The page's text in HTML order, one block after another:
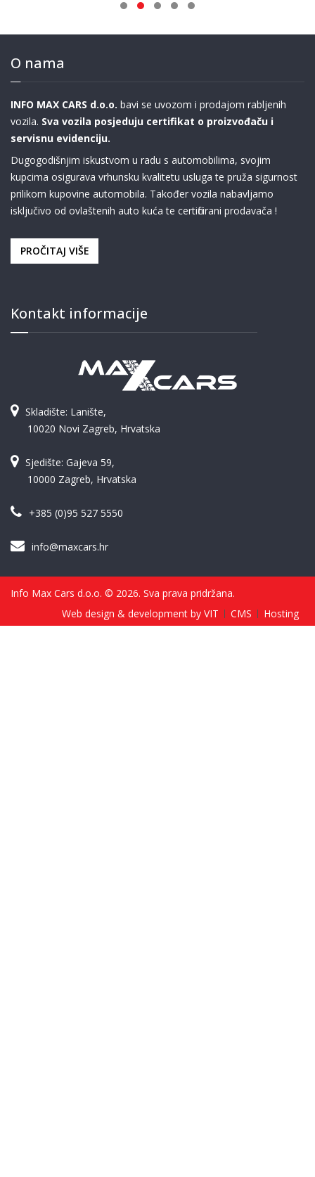
O nama
INFO MAX CARS d.o.o. bavi se uvozom i prodajom rabljenih
vozila. Sva vozila posjeduju certifikat o proizvođaču i
servisnu evidenciju.
Dugogodišnjim iskustvom u radu s automobilima, svojim
kupcima osigurava vrhunsku kvalitetu usluga te pruža sigurnost
prilikom kupovine automobila. Također vozila nabavljamo
isključivo od ovlaštenih auto kuća te certificirani prodavača !
PROČITAJ VIŠE
Kontakt informacije
Skladište: Lanište,
10020 Novi Zagreb, Hrvatska
Sjedište: Gajeva 59,
10000 Zagreb, Hrvatska
+385 (0)95 527 5550
info@maxcars.hr
Info Max Cars d.o.o. © 2026. Sva prava pridržana.
Web design & development by VIT
CMS Hosting